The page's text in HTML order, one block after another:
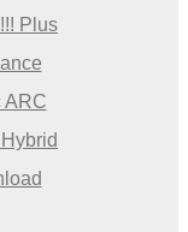
Plus
ARC